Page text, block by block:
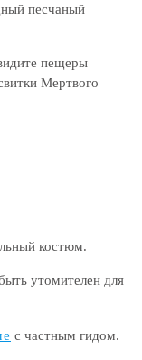
песчаный
пещеры
Мертвого
костюм.
утомителен для
с частным гидом.